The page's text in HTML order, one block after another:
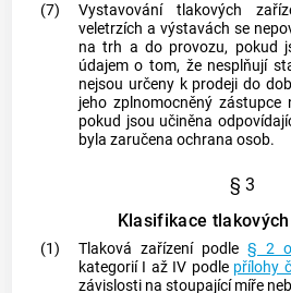
(7)
Vystavování tlakových
veletrzích a výstavách se
na trh a do provozu, pokud
údajem o tom, že nesplňují
nejsou určeny k prodeji do
jeho zplnomocněný zástupce
pokud jsou učiněna
byla zaručena ochrana osob.
§ 3
Klasifikace
(1) Tlaková zařízení podle § 2
kategorií I až IV podle přílohy
závislosti na stoupající míře